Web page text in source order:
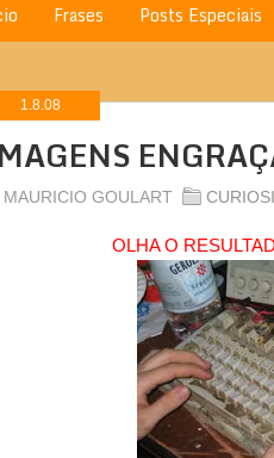
Frases Posts Especiais
1.8.08
MAURICIO GOULART
OLHA O